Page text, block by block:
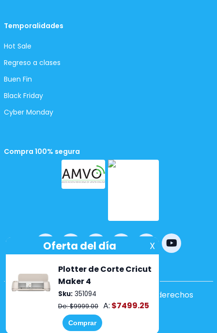
Temporalidades
Hot Sale
Regreso a clases
Buen Fin
Black Friday
Cyber Monday
Compra 100% segura
Powered bynopCommerce
Copyright ©2026 Lumen. Todos los derechos
reservados.